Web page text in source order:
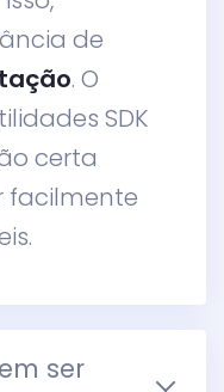
de
. O
SDK
certa
facilmente
ser